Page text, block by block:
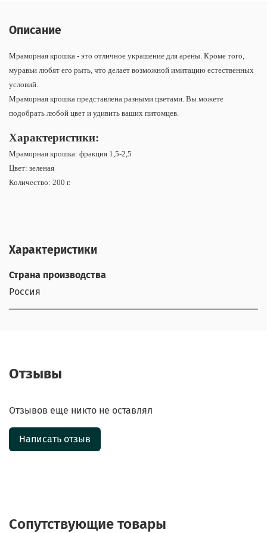
Описание
Мраморная крошка - это отличное украшение для арены. Кроме того,
муравьи любят его рыть, что делает возможной имитацию естественных
условий.
Мраморная крошка представлена разными цветами. Вы можете
подобрать любой цвет и удивить ваших питомцев.
Характеристики:
Мраморная крошка: фракция 1,5-2,5
Цвет: зеленая
Количество: 200 г.
Характеристики
Страна производства
Россия
Отзывы
Отзывов еще никто не оставлял
Написать отзыв
Сопутствующие товары